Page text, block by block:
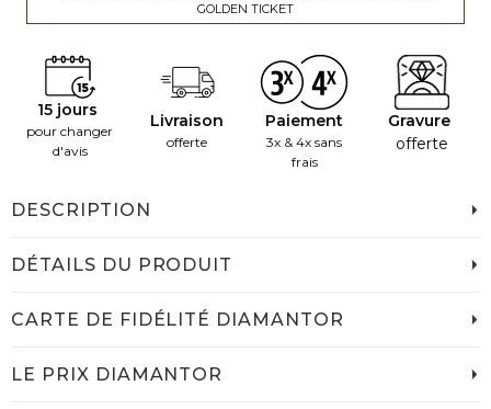
GOLDEN TICKET
15 jours
pour changer
d'avis
Livraison
offerte
Paiement
3x & 4x sans
frais
Gravure
offerte
DESCRIPTION
DÉTAILS DU PRODUIT
CARTE DE FIDÉLITÉ DIAMANTOR
LE PRIX DIAMANTOR